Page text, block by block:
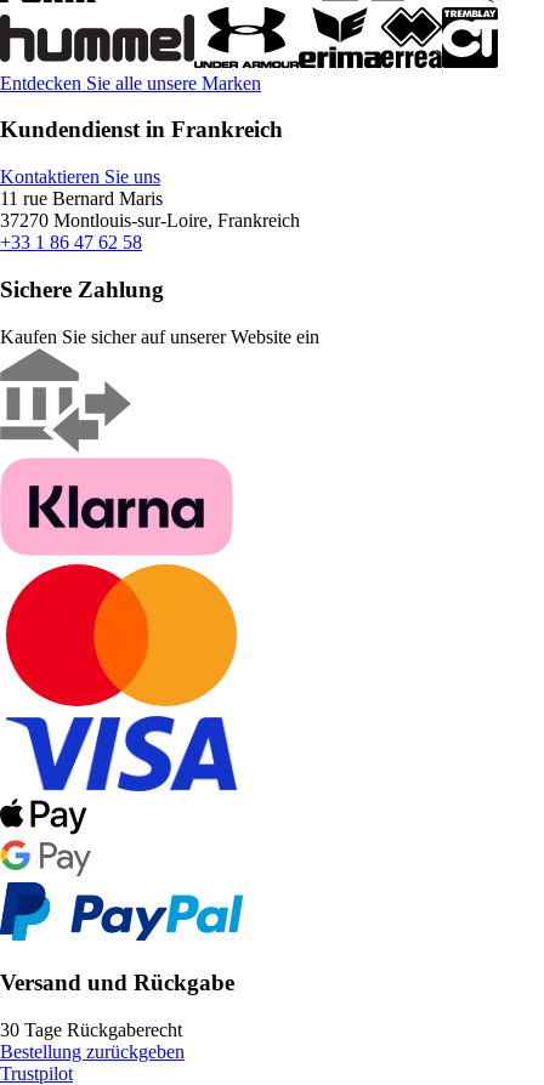
Entdecken Sie alle unsere Marken
Kundendienst in Frankreich
Kontaktieren Sie uns
11 rue Bernard Maris
37270 Montlouis-sur-Loire, Frankreich
+33 1 86 47 62 58
Sichere Zahlung
Kaufen Sie sicher auf unserer Website ein
Versand und Rückgabe
30 Tage Rückgaberecht
Bestellung zurückgeben
Trustpilot